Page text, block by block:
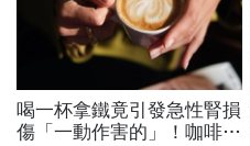
喝一杯拿鐵竟引發急性腎損
傷「一動作害的」！咖啡冰